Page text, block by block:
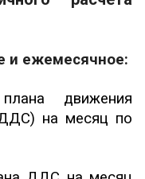
и ежемесячное:
движения
на месяц по